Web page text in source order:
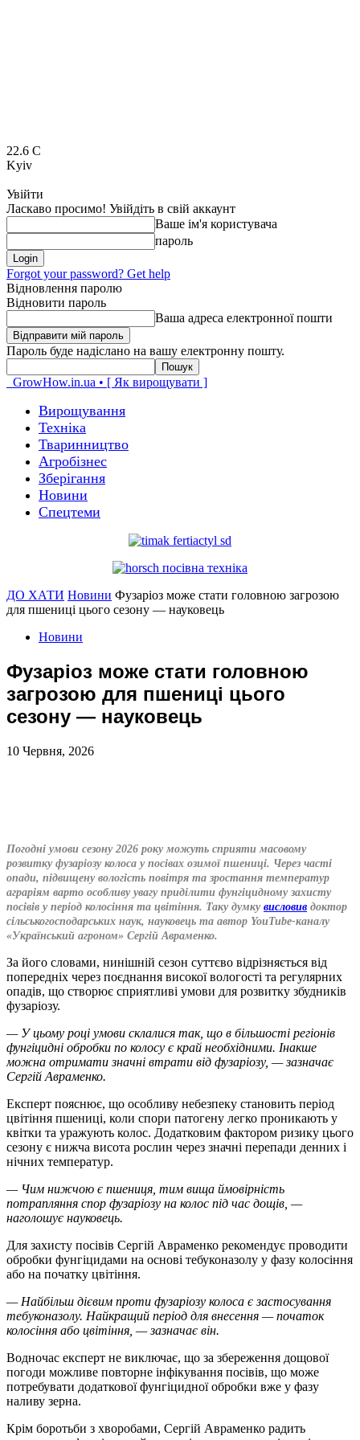
22.6 C
Kyiv
Увійти
Ласкаво просимо! Увійдіть в свій аккаунт
Ваше ім'я користувача
пароль
Forgot your password? Get help
Відновлення паролю
Відновити пароль
Ваша адреса електронної пошти
Пароль буде надіслано на вашу електронну пошту.
GrowHow.in.ua • [ Як вирощувати ]
Вирощування
Техніка
Тваринництво
Агробізнес
Зберігання
Новини
Спецтеми
ДО ХАТИ Новини Фузаріоз може стати головною загрозою
для пшениці цього сезону — науковець
Новини
Фузаріоз може стати головною
загрозою для пшениці цього
сезону — науковець
10 Червня, 2026
Погодні умови сезону 2026 року можуть сприяти масовому
розвитку фузаріозу колоса у посівах озимої пшениці. Через часті
опади, підвищену вологість повітря та зростання температур
аграріям варто особливу увагу приділити фунгіцидному захисту
посівів у період колосіння та цвітіння. Таку думку висловив доктор
сільськогосподарських наук, науковець та автор YouTube-каналу
«Український агроном» Сергій Авраменко.
За його словами, нинішній сезон суттєво відрізняється від
попередніх через поєднання високої вологості та регулярних
опадів, що створює сприятливі умови для розвитку збудників
фузаріозу.
— У цьому році умови склалися так, що в більшості регіонів
фунгіцидні обробки по колосу є край необхідними. Інакше
можна отримати значні втрати від фузаріозу, — зазначає
Сергій Авраменко.
Експерт пояснює, що особливу небезпеку становить період
цвітіння пшениці, коли спори патогену легко проникають у
квітки та уражують колос. Додатковим фактором ризику цього
сезону є нижча висота рослин через значні перепади денних і
нічних температур.
— Чим нижчою є пшениця, тим вища ймовірність
потрапляння спор фузаріозу на колос під час дощів, —
наголошує науковець.
Для захисту посівів Сергій Авраменко рекомендує проводити
обробки фунгіцидами на основі тебуконазолу у фазу колосіння
або на початку цвітіння.
— Найбільш дієвим проти фузаріозу колоса є застосування
тебуконазолу. Найкращий період для внесення — початок
колосіння або цвітіння, — зазначає він.
Водночас експерт не виключає, що за збереження дощової
погоди можливе повторне інфікування посівів, що може
потребувати додаткової фунгіцидної обробки вже у фазу
наливу зерна.
Крім боротьби з хворобами, Сергій Авраменко радить